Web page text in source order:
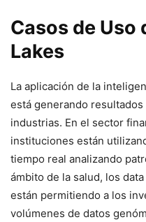
Casos de Uso
Lakes
La aplicación de la
está generando
industrias. En el sector
instituciones están
tiempo real analizando
ámbito de la salud, los
están permitiendo a los
volúmenes de datos